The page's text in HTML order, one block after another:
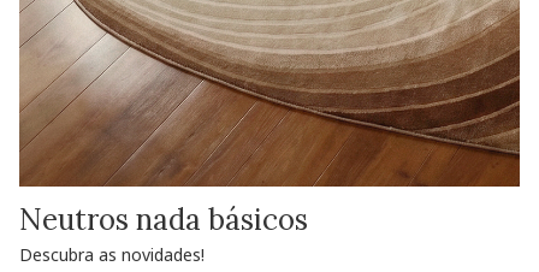
Neutros nada básicos
Descubra as novidades!